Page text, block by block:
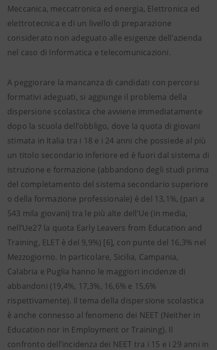
Meccanica, meccatronica ed energia, Elettronica ed
elettrotecnica e di un livello di preparazione
considerato non adeguato alle esigenze dell’azienda
nel caso di Informatica e telecomunicazioni.
A peggiorare la mancanza di candidati con percorsi
formativi adeguati, si aggiunge il problema della
dispersione scolastica che avviene immediatamente
dopo la scuola dell’obbligo, dove la quota di giovani
stimata in Italia tra i 18 e i 24 anni che possiede al più
un titolo secondario inferiore ed è fuori dal sistema di
istruzione e formazione (abbandono degli studi prima
del completamento del sistema secondario superiore
o della formazione professionale) è del 13,1%, (pari a
543 mila giovani) tra le più alte dell’Ue (in media,
nell’Ue27 la quota Early Leavers from Education and
Training, ELET è del 9,9%) [6], con punte del 16,3% nel
Mezzogiorno. In particolare, Sicilia, Campania,
Calabria e Puglia hanno le maggiori incidenze di
abbandoni (19,4%, 17,3%, 16,6% e 15,6%
rispettivamente). Il tema della dispersione scolastica
è anche connesso al fenomeno dei NEET (Neither in
Education nor in Employment or Training). Il
confronto dell’incidenza dei NEET tra i 15 e i 29 anni in